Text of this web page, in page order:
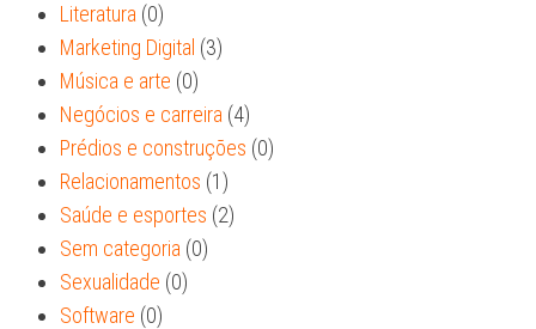
Literatura (0)
Marketing Digital (3)
Música e arte (0)
Negócios e carreira (4)
Prédios e construções (0)
Relacionamentos (1)
Saúde e esportes (2)
Sem categoria (0)
Sexualidade (0)
Software (0)